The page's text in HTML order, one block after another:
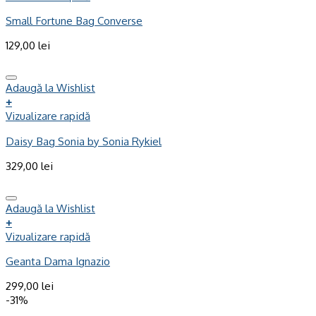
Small Fortune Bag Converse
129,00 lei
Adaugă la Wishlist
+
Vizualizare rapidă
Daisy Bag Sonia by Sonia Rykiel
329,00 lei
Adaugă la Wishlist
+
Vizualizare rapidă
Geanta Dama Ignazio
299,00 lei
-31%